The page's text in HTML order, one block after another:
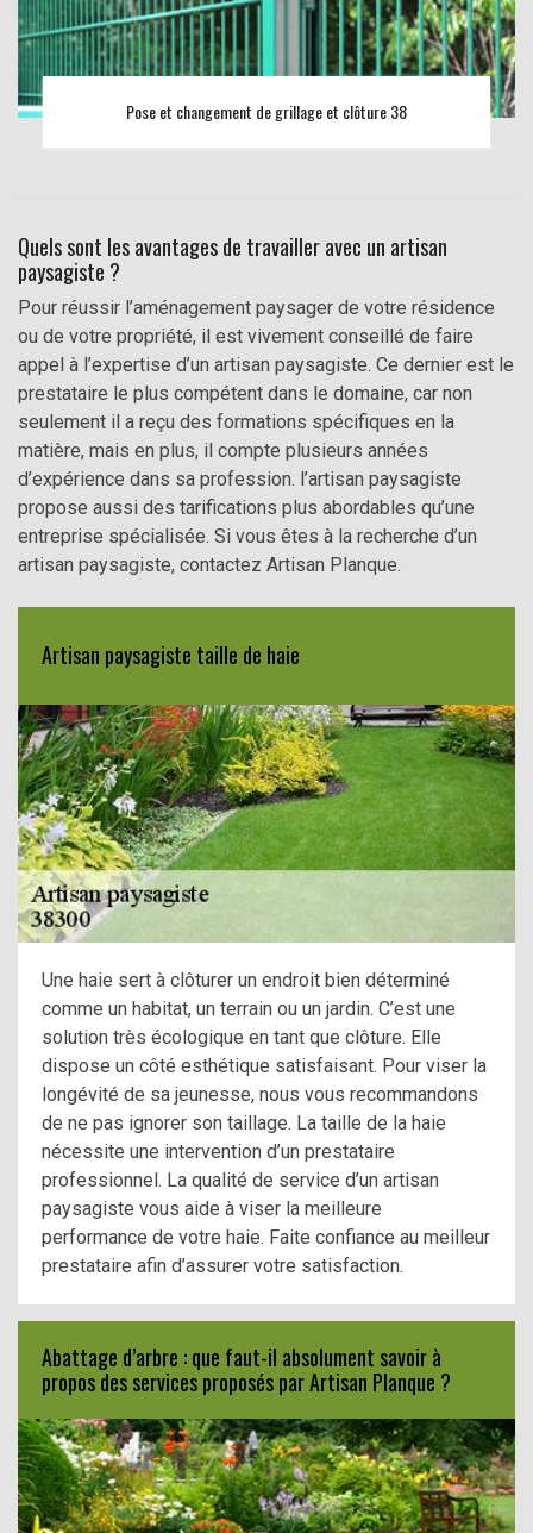
Pose et changement de grillage et clôture 38
Quels sont les avantages de travailler avec un artisan
paysagiste ?
Pour réussir l’aménagement paysager de votre résidence
ou de votre propriété, il est vivement conseillé de faire
appel à l’expertise d’un artisan paysagiste. Ce dernier est le
prestataire le plus compétent dans le domaine, car non
seulement il a reçu des formations spécifiques en la
matière, mais en plus, il compte plusieurs années
d’expérience dans sa profession. l’artisan paysagiste
propose aussi des tarifications plus abordables qu’une
entreprise spécialisée. Si vous êtes à la recherche d’un
artisan paysagiste, contactez Artisan Planque.
Artisan paysagiste taille de haie
Une haie sert à clôturer un endroit bien déterminé
comme un habitat, un terrain ou un jardin. C’est une
solution très écologique en tant que clôture. Elle
dispose un côté esthétique satisfaisant. Pour viser la
longévité de sa jeunesse, nous vous recommandons
de ne pas ignorer son taillage. La taille de la haie
nécessite une intervention d’un prestataire
professionnel. La qualité de service d’un artisan
paysagiste vous aide à viser la meilleure
performance de votre haie. Faite confiance au meilleur
prestataire afin d’assurer votre satisfaction.
Abattage d’arbre : que faut-il absolument savoir à
propos des services proposés par Artisan Planque ?